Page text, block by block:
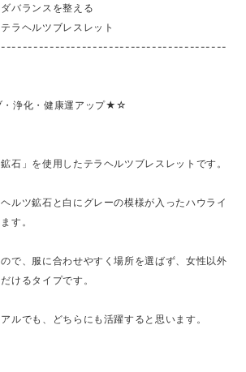
バランスを整える
ラヘルツブレスレット
浄化・健康運アップ★☆
石」を使用したテラヘルツブレスレットです。
ルツ鉱石と白にグレーの模様が入ったハウライ
す。
で、服に合わせやすく場所を選ばず、女性以外
けるタイプです。
ルでも、どちらにも活躍すると思います。